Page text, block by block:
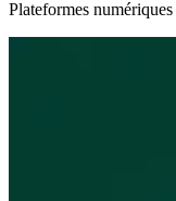
Plateformes numériques